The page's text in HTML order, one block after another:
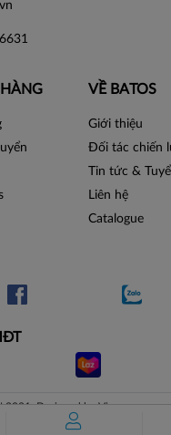
VỀ BATOS
Giới thiệu
Đối tác chiến
Tin tức &
Liên hệ
Catalogue
2021. Designed by Vicogroup.vn